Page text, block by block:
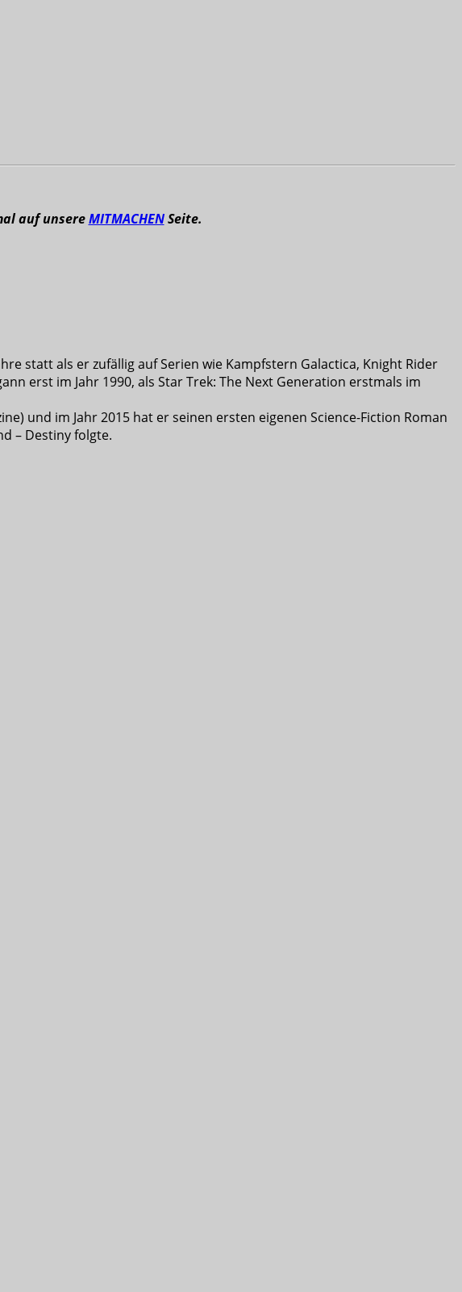
auf unsereMITMACHENSeite.
statt als er zufällig auf Serien wie Kampfstern Galactica, Knight Rider
erst im Jahr 1990, als Star Trek: The Next Generation erstmals im
und im Jahr 2015 hat er seinen ersten eigenen Science-Fiction Roman
– Destiny folgte.